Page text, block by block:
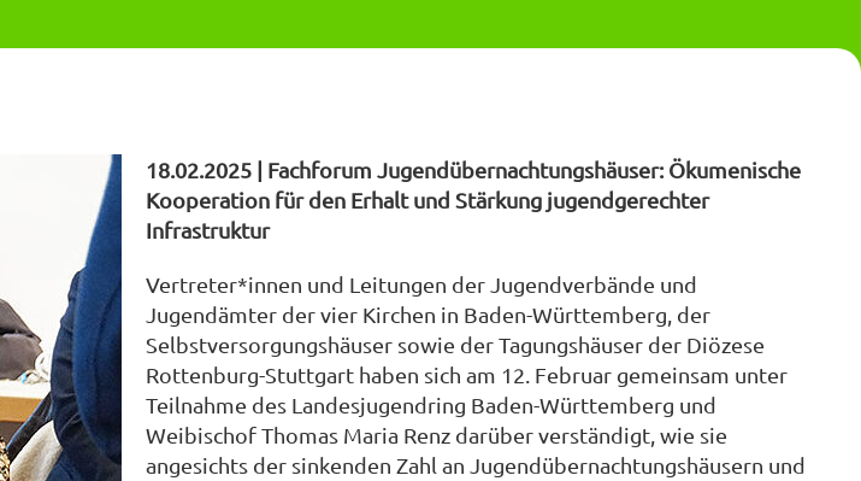
18.02.2025 | Fachforum Jugendübernachtungshäuser: Ökumenische
Kooperation für den Erhalt und Stärkung jugendgerechter
Infrastruktur
Vertreter*innen und Leitungen der Jugendverbände und
Jugendämter der vier Kirchen in Baden-Württemberg, der
Selbstversorgungshäuser sowie der Tagungshäuser der Diözese
Rottenburg-Stuttgart haben sich am 12. Februar gemeinsam unter
Teilnahme des Landesjugendring Baden-Württemberg und
Weibischof Thomas Maria Renz darüber verständigt, wie sie
angesichts der sinkenden Zahl an Jugendübernachtungshäusern und